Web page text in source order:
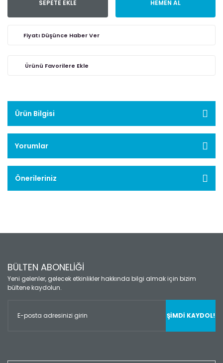
SEPETE EKLE HEMEN AL
Fiyatı Düşünce Haber Ver
Ürün Bilgisi
Yorumlar
Önerileriniz
BÜLTEN ABONELİĞİ
Yeni gelenler, gelecek etkinlikler hakkında bilgi almak için bizim
bültene kaydolun.
ŞİMDİ KAYDOL!